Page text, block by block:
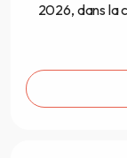
2026, dans la